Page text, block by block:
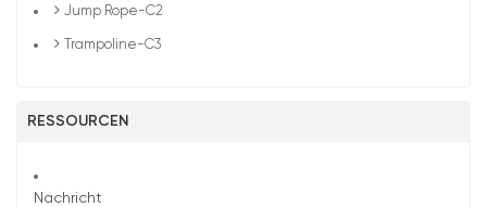
Jump Rope-C2
Trampoline-C3
RESSOURCEN
Nachricht